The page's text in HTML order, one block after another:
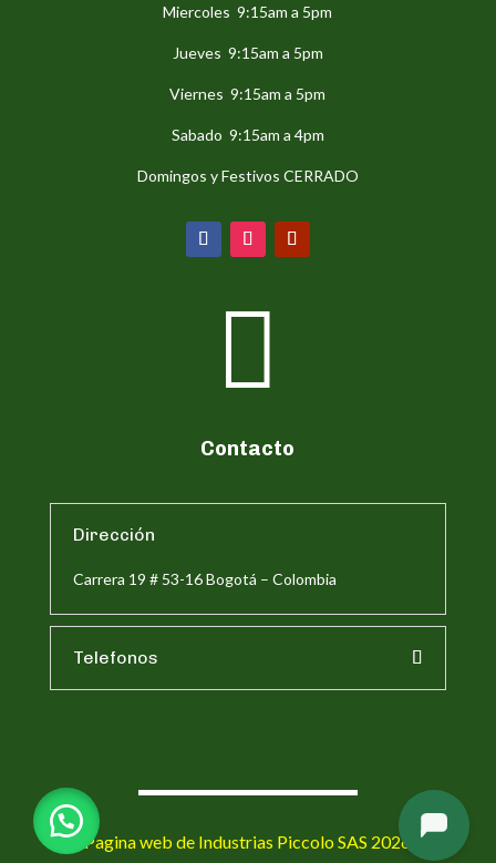
Miercoles 9:15am a 5pm
Jueves 9:15am a 5pm
Viernes 9:15am a 5pm
Sabado 9:15am a 4pm
Domingos y Festivos CERRADO

Contacto
Dirección
Carrera 19 # 53-16 Bogotá – Colombia
Telefonos
Pagina web de Industrias Piccolo SAS 2026